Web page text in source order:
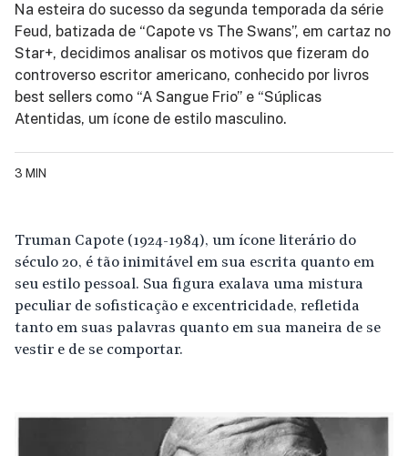
Na esteira do sucesso da segunda temporada da série
Feud, batizada de “Capote vs The Swans”, em cartaz no
Star+, decidimos analisar os motivos que fizeram do
controverso escritor americano, conhecido por livros
best sellers como “A Sangue Frio” e “Súplicas
Atentidas, um ícone de estilo masculino.
3 MIN
Truman Capote (1924-1984), um ícone literário do
século 20, é tão inimitável em sua escrita quanto em
seu estilo pessoal. Sua figura exalava uma mistura
peculiar de sofisticação e excentricidade, refletida
tanto em suas palavras quanto em sua maneira de se
vestir e de se comportar.